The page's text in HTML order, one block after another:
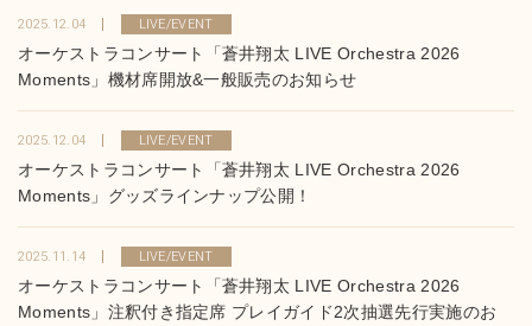
2025.12.04 LIVE/EVENT
オーケストラコンサート「蒼井翔太 LIVE Orchestra 2026
Moments」機材席開放&一般販売のお知らせ
2025.12.04 LIVE/EVENT
オーケストラコンサート「蒼井翔太 LIVE Orchestra 2026
Moments」グッズラインナップ公開！
2025.11.14 LIVE/EVENT
オーケストラコンサート「蒼井翔太 LIVE Orchestra 2026
Moments」注釈付き指定席 プレイガイド2次抽選先行実施のお